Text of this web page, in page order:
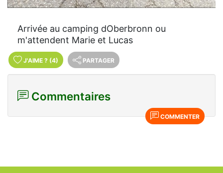
Arrivée au camping dOberbronn ou
m'attendent Marie et Lucas
J'AIME ? (4) PARTAGER
Commentaires
COMMENTER